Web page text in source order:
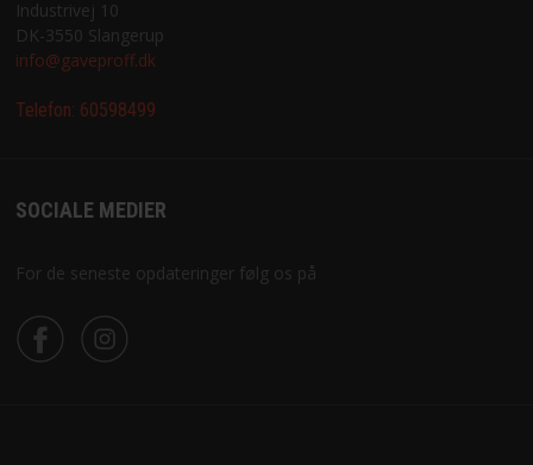
Industrivej 10
DK-3550 Slangerup
info@gaveproff.dk
Telefon: 60598499
SOCIALE MEDIER
For de seneste opdateringer følg os på